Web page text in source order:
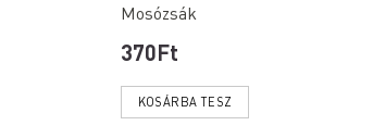
Mosózsák
370Ft